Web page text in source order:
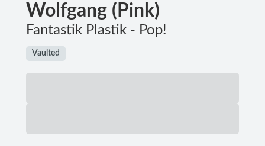
Wolfgang (Pink)
Fantastik Plastik - Pop!
Vaulted